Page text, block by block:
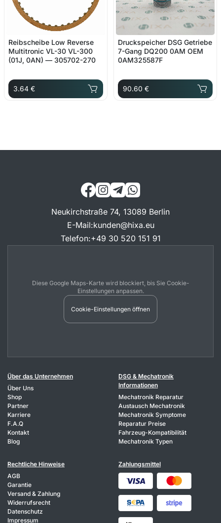
Reibscheibe Low Reverse
Multitronic VL-30 VL-300
(01J, 0AN) — 305702-270
3.64 €
Druckspeicher DSG Getriebe
7-Gang DQ200 0AM OEM
0AM325587F
90.60 €
Neukirchstraße 74, 13089 Berlin
E-Mail:kunden@hixa.eu
Telefon:+49 30 520 151 91
Diese Google Maps-Karte wird blockiert, bis Sie Cookie-
Einstellungen anpassen.
Cookie-Einstellungen öffnen
Über das Unternehmen
Über Uns
Shop
Partner
Karriere
F.A.Q
Kontakt
Blog
DSG & Mechatronik
Informationen
Mechatronik Reparatur
Austausch Mechatronik
Mechatronik Symptome
Reparatur Preise
Fahrzeug-Kompatibilität
Mechatronik Typen
Rechtliche Hinweise
AGB
Garantie
Versand & Zahlung
Widerrufsrecht
Datenschutz
Impressum
Zahlungsmittel